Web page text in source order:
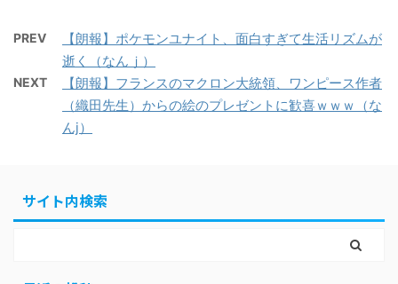
PREV
【朗報】ポケモンユナイト、面白すぎて生活リズムが
逝く（なんｊ）
NEXT
【朗報】フランスのマクロン大統領、ワンピース作者
（織田先生）からの絵のプレゼントに歓喜ｗｗｗ（な
んj）
サイト内検索